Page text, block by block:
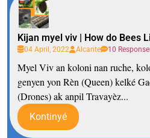
Kijan myel viv | How do Bees
04 April, 2022 Alcante 10
Myel Viv an koloni nan ruche,
genyen yon Rèn (Queen) kelké
(Drones) ak anpil Travayèz...
Kontinyé